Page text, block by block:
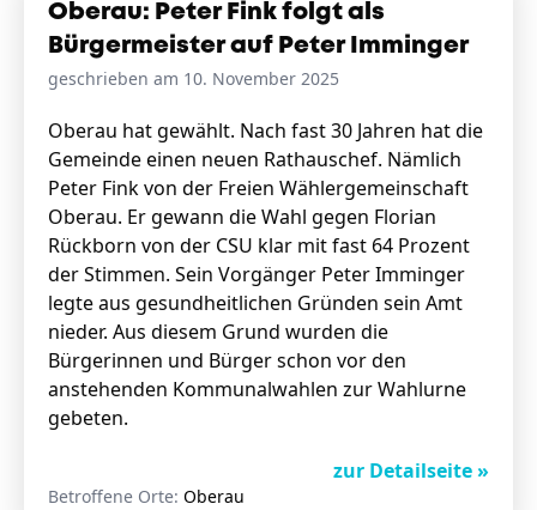
Oberau: Peter Fink folgt als
Bürgermeister auf Peter Imminger
geschrieben am 10. November 2025
Oberau hat gewählt. Nach fast 30 Jahren hat die
Gemeinde einen neuen Rathauschef. Nämlich
Peter Fink von der Freien Wählergemeinschaft
Oberau. Er gewann die Wahl gegen Florian
Rückborn von der CSU klar mit fast 64 Prozent
der Stimmen. Sein Vorgänger Peter Imminger
legte aus gesundheitlichen Gründen sein Amt
nieder. Aus diesem Grund wurden die
Bürgerinnen und Bürger schon vor den
anstehenden Kommunalwahlen zur Wahlurne
gebeten.
zur Detailseite »
Betroffene Orte: Oberau